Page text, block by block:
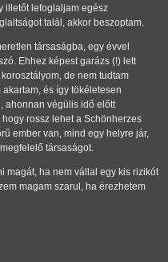
illetőt lefoglaljam egész
talál, akkor beszoptam.
társaságba, egy évvel
Ehhez képest garázs (!) lett
de nem tudtam
és így tökéletesen
ahonnan végülis idő előtt
rossz lehet a Schönherzes
ember van, mind egy helyre jár,
társaságot.
magát, ha nem vállal egy kis rizikót
magam szarul, ha érezhetem